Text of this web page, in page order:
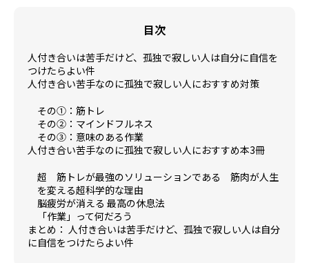
目次
人付き合いは苦手だけど、孤独で寂しい人は自分に自信を
つけたらよい件
人付き合い苦手なのに孤独で寂しい人におすすめ対策
その①：筋トレ
その②：マインドフルネス
その③：意味のある作業
人付き合い苦手なのに孤独で寂しい人におすすめ本3冊
超 筋トレが最強のソリューションである 筋肉が人生
を変える超科学的な理由
脳疲労が消える 最高の休息法
「作業」って何だろう
まとめ： 人付き合いは苦手だけど、孤独で寂しい人は自分
に自信をつけたらよい件